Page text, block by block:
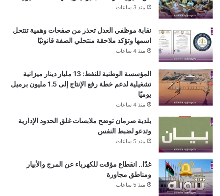
منذ 3 ساعات
نقابة موظفي العدل تحذر من صفحات وهمية تنتحل
اسمها وتؤكد ملاحقة منتحلي الصفة قانونيًا
منذ 4 ساعات
المؤسسة الوطنية للنفط: 13 مليار دينار ميزانية
تشغيلية لدعم خطة رفع الإنتاج إلى 1.5 مليون برميل
يوميًا
منذ 4 ساعات
بلدية صرمان توضح ملابسات غلق الحدود الإدارية
وتدعو لضبط النفس
منذ 5 ساعات
غدًا.. انقطاع مؤقت للكهرباء عن المرج والأبيار
ومناطق مجاورة
منذ 5 ساعات